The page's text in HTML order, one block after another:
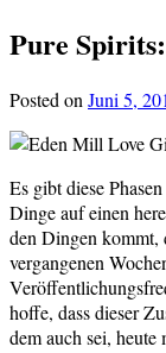
Pure
Posted onJuni 5,
Es gibt diese
Dinge auf einen
den Dingen kommt,
vergangenen
hoffe, dass dieser
dem auch sei,